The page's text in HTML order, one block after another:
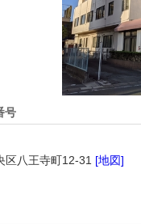
号
区八王寺町12-31 [地図]